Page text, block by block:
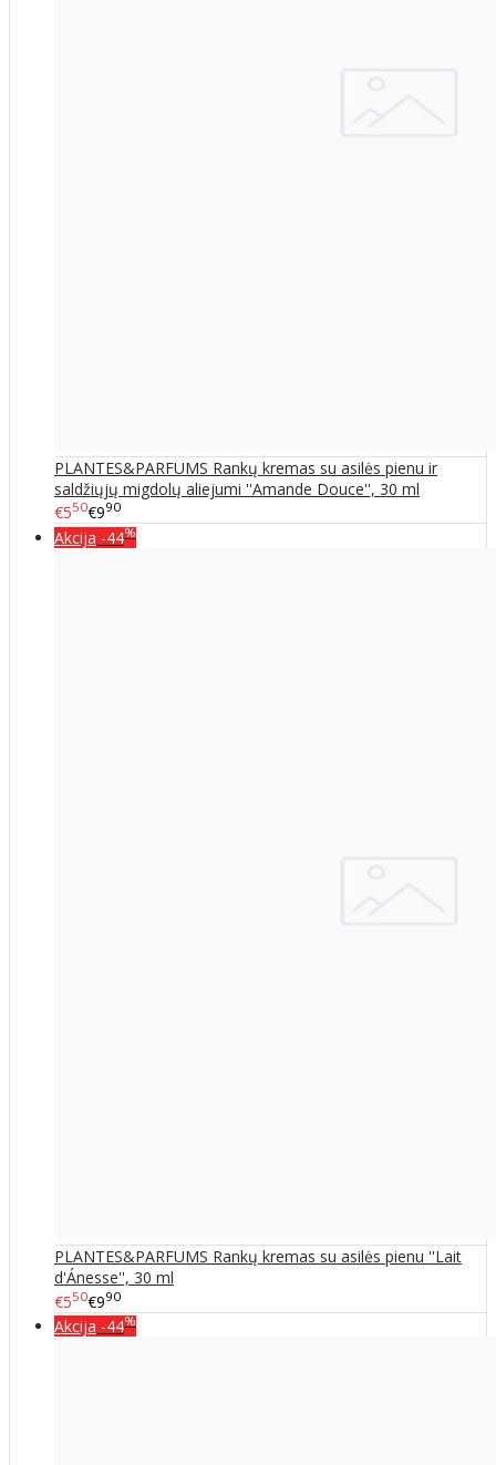
PLANTES&PARFUMS Rankų kremas su asilės pienu ir
saldžiųjų migdolų aliejumi ''Amande Douce'', 30 ml
€550€990
Akcija -44%
PLANTES&PARFUMS Rankų kremas su asilės pienu ''Lait
d'Ánesse'', 30 ml
€550€990
Akcija -44%